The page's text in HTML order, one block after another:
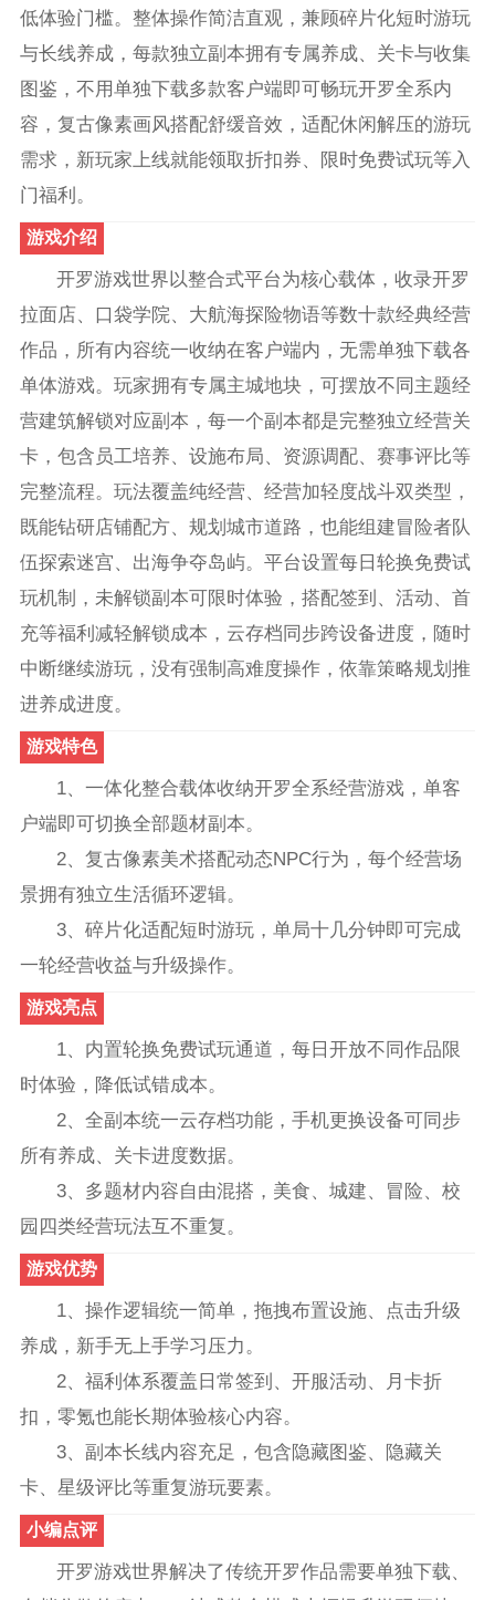
低体验门槛。整体操作简洁直观，兼顾碎片化短时游玩
与长线养成，每款独立副本拥有专属养成、关卡与收集
图鉴，不用单独下载多款客户端即可畅玩开罗全系内
容，复古像素画风搭配舒缓音效，适配休闲解压的游玩
需求，新玩家上线就能领取折扣券、限时免费试玩等入
门福利。
游戏介绍
开罗游戏世界以整合式平台为核心载体，收录开罗
拉面店、口袋学院、大航海探险物语等数十款经典经营
作品，所有内容统一收纳在客户端内，无需单独下载各
单体游戏。玩家拥有专属主城地块，可摆放不同主题经
营建筑解锁对应副本，每一个副本都是完整独立经营关
卡，包含员工培养、设施布局、资源调配、赛事评比等
完整流程。玩法覆盖纯经营、经营加轻度战斗双类型，
既能钻研店铺配方、规划城市道路，也能组建冒险者队
伍探索迷宫、出海争夺岛屿。平台设置每日轮换免费试
玩机制，未解锁副本可限时体验，搭配签到、活动、首
充等福利减轻解锁成本，云存档同步跨设备进度，随时
中断继续游玩，没有强制高难度操作，依靠策略规划推
进养成进度。
游戏特色
1、一体化整合载体收纳开罗全系经营游戏，单客
户端即可切换全部题材副本。
2、复古像素美术搭配动态NPC行为，每个经营场
景拥有独立生活循环逻辑。
3、碎片化适配短时游玩，单局十几分钟即可完成
一轮经营收益与升级操作。
游戏亮点
1、内置轮换免费试玩通道，每日开放不同作品限
时体验，降低试错成本。
2、全副本统一云存档功能，手机更换设备可同步
所有养成、关卡进度数据。
3、多题材内容自由混搭，美食、城建、冒险、校
园四类经营玩法互不重复。
游戏优势
1、操作逻辑统一简单，拖拽布置设施、点击升级
养成，新手无上手学习压力。
2、福利体系覆盖日常签到、开服活动、月卡折
扣，零氪也能长期体验核心内容。
3、副本长线内容充足，包含隐藏图鉴、隐藏关
卡、星级评比等重复游玩要素。
小编点评
开罗游戏世界解决了传统开罗作品需要单独下载、